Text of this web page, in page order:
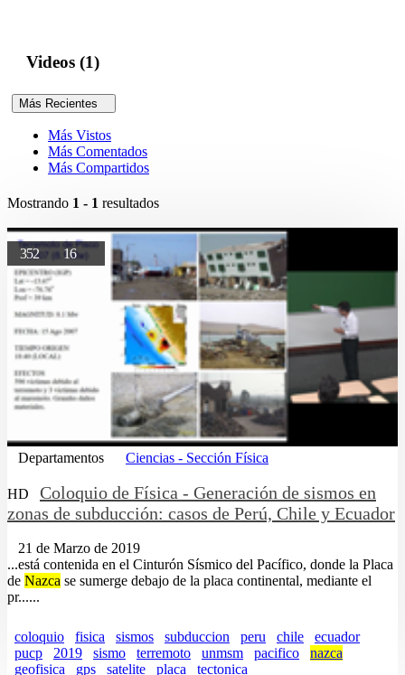
Videos (1)
Más Recientes
Más Vistos
Más Comentados
Más Compartidos
Mostrando 1 - 1 resultados
35216
Departamentos Ciencias - Sección Física
HD
Coloquio de Física - Generación de sismos en
zonas de subducción: casos de Perú, Chile y Ecuador
21 de Marzo de 2019
...está contenida en el Cinturón Sísmico del Pacífico, donde la Placa
de Nazca se sumerge debajo de la placa continental, mediante el
pr......
coloquio fisica sismos subduccion peru chile
ecuador
pucp
2019 sismo terremoto unmsm pacifico
nazca
geofisica
gps satelite placa tectonica